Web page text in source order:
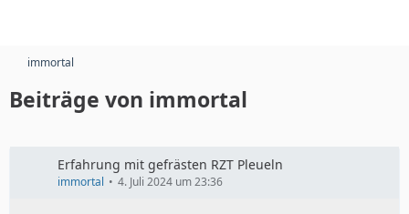
immortal
Beiträge von immortal
Erfahrung mit gefrästen RZT Pleueln
immortal 4. Juli 2024 um 23:36